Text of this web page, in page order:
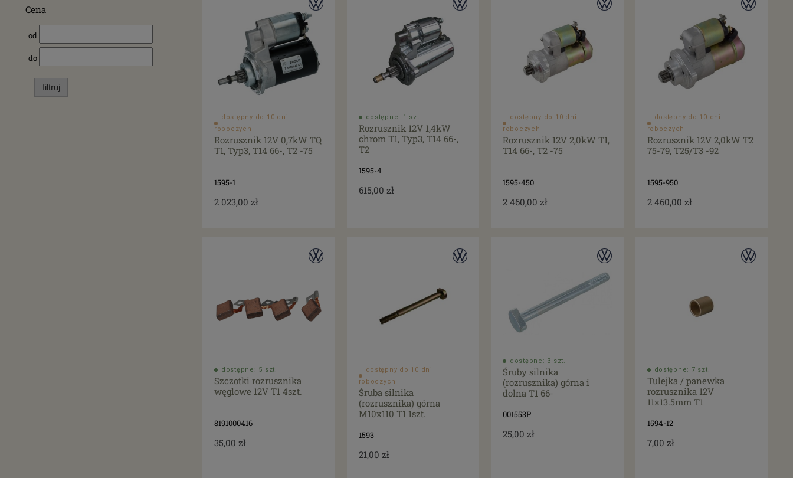
Cena
od
do
filtruj
dostępny do 10 dni
roboczych
Rozrusznik 12V 0,7kW TQ
T1, Typ3, T14 66-, T2 -75
1595-1
2 023,00 zł
dostępne: 1 szt.
Rozrusznik 12V 1,4kW
chrom T1, Typ3, T14 66-,
T2
1595-4
615,00 zł
dostępny do 10 dni
roboczych
Rozrusznik 12V 2,0kW T1,
T14 66-, T2 -75
1595-450
2 460,00 zł
dostępny do 10 dni
roboczych
Rozrusznik 12V 2,0kW T2
75-79, T25/T3 -92
1595-950
2 460,00 zł
dostępne: 5 szt.
Szczotki rozrusznika
węglowe 12V T1 4szt.
8191000416
35,00 zł
dostępny do 10 dni
roboczych
Śruba silnika
(rozrusznika) górna
M10x110 T1 1szt.
1593
21,00 zł
dostępne: 3 szt.
Śruby silnika
(rozrusznika) górna i
dolna T1 66-
001553P
25,00 zł
dostępne: 7 szt.
Tulejka / panewka
rozrusznika 12V
11x13.5mm T1
1594-12
7,00 zł